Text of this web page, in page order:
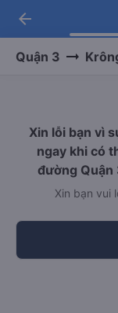
-
arrow_back
Quận 3
Xin lỗi bạn vì
ngay khi có
đường
Xin bạn vui